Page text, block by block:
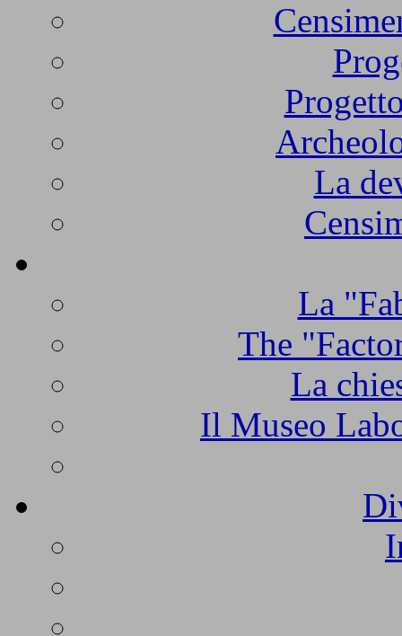
La
La
The
La
Il Museo